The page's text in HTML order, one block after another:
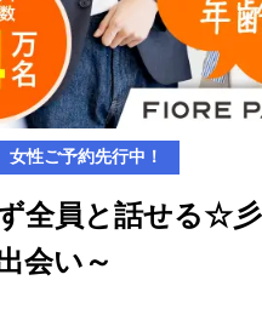
女性ご予約先行中！
全員と話せる☆
会い～